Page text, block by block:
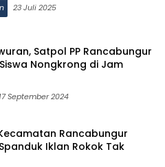
23 Juli 2025
Satpol PP Rancabungur
Nongkrong di Jam
17 September 2024
Rancabungur
Iklan Rokok Tak